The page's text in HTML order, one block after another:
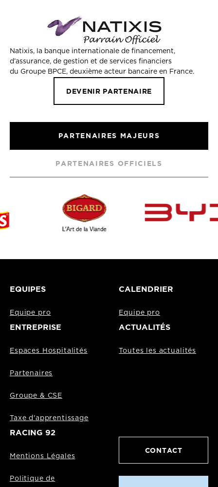
Natixis, la banque internationale de financement,
d’assurance, de gestion et de services financiers
du Groupe BPCE, deuxième acteur bancaire en France.
DEVENIR PARTENAIRE
PARTENAIRES MAJEURS
PARTENAIRES OFFICIELS
EQUIPES
Equipe pro
CALENDRIER
Equipe pro
ENTREPRISE
Espaces Hospitalités
Partenaires
Groupe & CSE
Taxe d'apprentissage
ACTUALITÉS
Toutes les actualités
RACING 92
Mentions Légales
Politique de
CONTACT